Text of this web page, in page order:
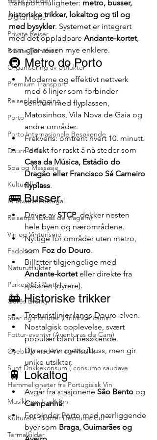
Digital Helse
Private Reiser
Private Transfers
Organisering av Utflukter
Premium Transport
Reiseplanlegging
Porto
Porto Internasjonale Besøkende
Douro-dalen
Spa og Massasje
Kulturell Arv
Innovativt Portugal
Reisetips (Dicas de Viagem)
Vin og Vinturisme
Fadohus
Naturutflukter
Parkering i Porto
Gerês Eventyr
Stier og Fotturer ( Trihlos e camin
Fottur-eventyr (Aventuras de Cam)
Øyeblikk med Vin og Musikk
Sunt Drikkekonsum ( consumo saudave
Hemmeligheter fra Portugisisk Vin
Musikk og Tradisjon
Kulturelle Skatter (Tesouros Cul
Termalkilder
transportmuligheter: metro, busser,
historiske trikker, lokaltog og til og
med bysykler. Systemet er integrert
med det oppladbare Andante-kortet,
som gjør reisen mye enklere.
🚇 Metro do Porto
Moderne og effektivt nettverk
med 6 linjer som forbinder
sentrum med flyplassen,
Matosinhos, Vila Nova de Gaia og
andre områder.
Frekvens: omtrent hvert 10. minutt.
Perfekt for raskt å nå steder som
Casa da Música, Estádio do
Dragão eller Francisco Sá Carneiro
flyplass.
🚌 Busser
Drives av STCP, dekker nesten
hele byen og nærområdene.
Nyttige for områder uten metro,
som Foz do Douro.
Billetter tilgjengelige med
Andante-kortet eller direkte fra
sjåføren (dyrere).
🚋 Historiske trikker
Tre turistlinjer langs Douro-elven.
Nostalgisk opplevelse, svært
populær blant besøkende.
Dyrere enn metro/buss, men gir
unike utsikter.
🚆 Lokaltog
Avgår fra stasjonene São Bento og
Campanhã.
Forbinder Porto med nærliggende
byer som Braga, Guimarães og